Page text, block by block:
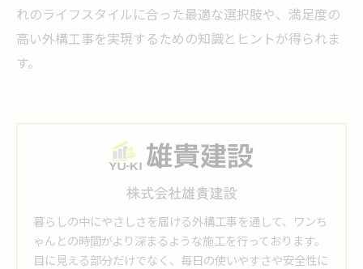
れのライフスタイルに合った最適な選択肢や、満足度の
高い外構工事を実現するための知識とヒントが得られま
す。
株式会社雄貴建設
暮らしの中にやさしさを届ける外構工事を通して、ワンち
ゃんとの時間がより深まるような施工を行っております。
目に見える部分だけでなく、毎日の使いやすさや安全性に